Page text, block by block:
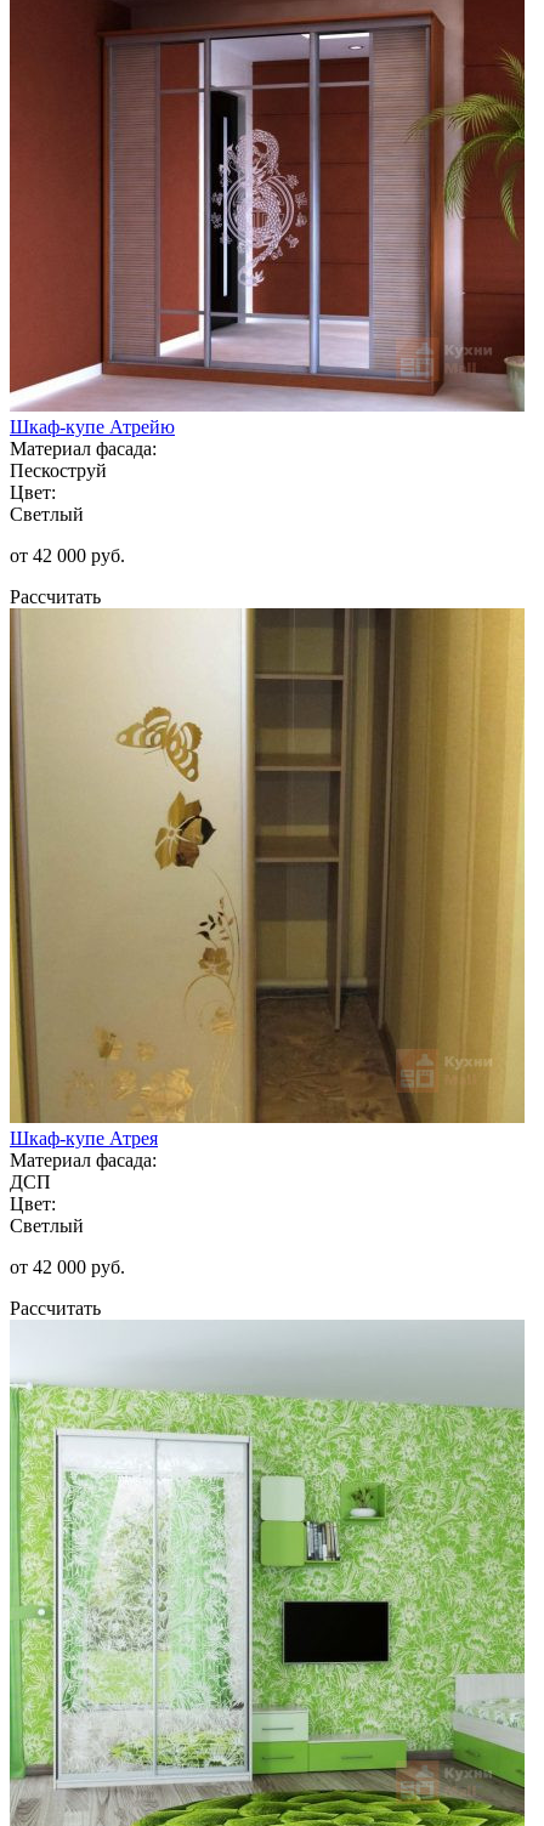
Шкаф-купе Атрейю
Материал фасада:
Пескоструй
Цвет:
Светлый
от 42 000 руб.
Рассчитать
Шкаф-купе Атрея
Материал фасада:
ДСП
Цвет:
Светлый
от 42 000 руб.
Рассчитать